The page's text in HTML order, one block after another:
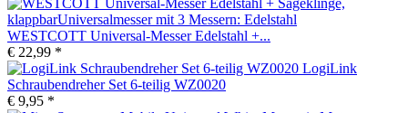
WESTCOTT Universal-Messer Edelstahl +...
€ 22,99 *
LogiLink
Schraubendreher Set 6-teilig WZ0020
€ 9,95 *